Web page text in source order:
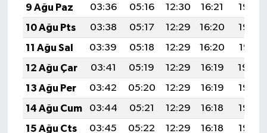
9 Ağu Paz
03:36 05:16 12:30 16:21
19:33
10 Ağu Pts
03:38 05:17 12:29 16:20
19:32
11 Ağu Sal
03:39 05:18 12:29 16:20
19:31
12 Ağu Çar
03:41 05:19 12:29 16:19
19:29
13 Ağu Per
03:42 05:20 12:29 16:19
19:28
14 Ağu Cum
03:44 05:21 12:29 16:18
19:27
15 Ağu Cts
03:45 05:22 12:29 16:18
19:25